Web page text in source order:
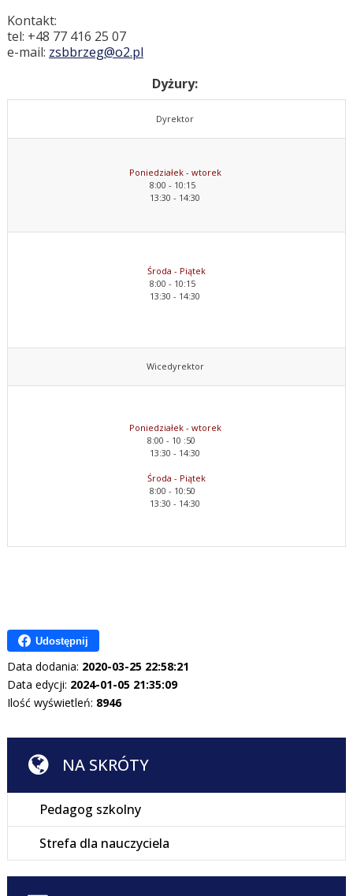
Kontakt:
tel: +48 77 416 25 07
e-mail: zsbbrzeg@o2.pl
Dyżury:
Dyrektor
Poniedziałek - wtorek
8:00 - 10:15
13:30 - 14:30
Środa - Piątek
8:00 - 10:15
13:30 - 14:30
Wicedyrektor
Poniedziałek - wtorek
8:00 - 10 :50
13:30 - 14:30
Środa - Piątek
8:00 - 10:50
13:30 - 14:30
Udostępnij
Data dodania: 2020-03-25 22:58:21
Data edycji: 2024-01-05 21:35:09
Ilość wyświetleń: 8946
NA SKRÓTY
Pedagog szkolny
Strefa dla nauczyciela